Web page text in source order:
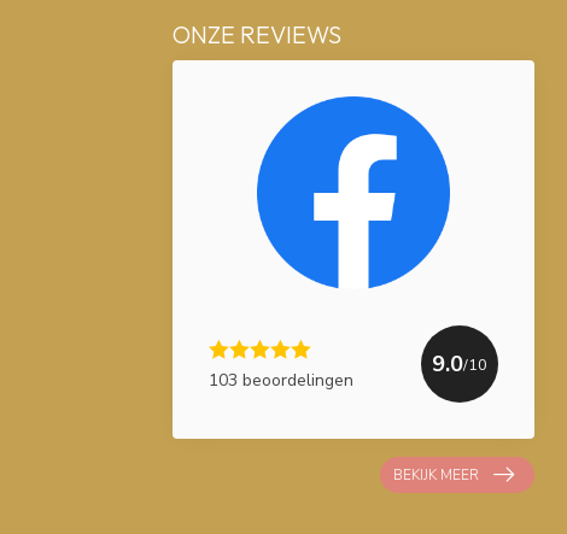
ONZE REVIEWS
103 beoordelingen
9.0/10
BEKIJK MEER